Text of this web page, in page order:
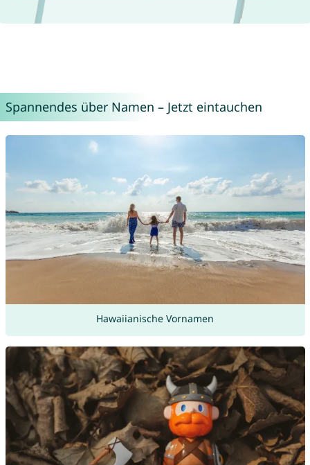
Spannendes über Namen – Jetzt eintauchen
Hawaiianische Vornamen